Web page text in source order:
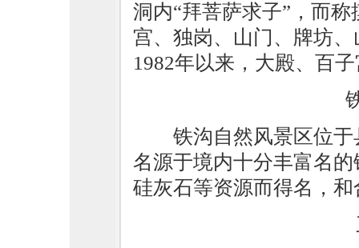
洞内“拜菩萨求子”，而
宫、独岗、山门、牌坊
1982年以来，大殿、百
铁沟自然风景区位
名源于境内十分丰富名
硅灰石等资源而得名，